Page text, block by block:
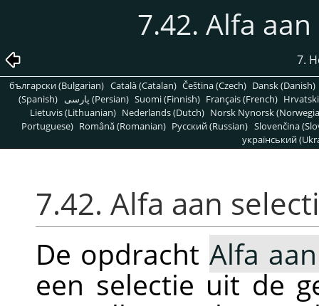
7.42. Alfa
7.
български (Bulgarian) Català (Catalan) Čeština (Czech) Dansk (Danish)
(Spanish)
پارسی (Persian) Suomi (Finnish) Français (French)
Lietuvis (Lithuanian) Nederlands (Dutch) Norsk Nynorsk
Portuguese) Română (Romanian) Pусский (Russian) Slovenčina
український
7.42. Alfa aan
De opdracht Alfa
een selectie uit de